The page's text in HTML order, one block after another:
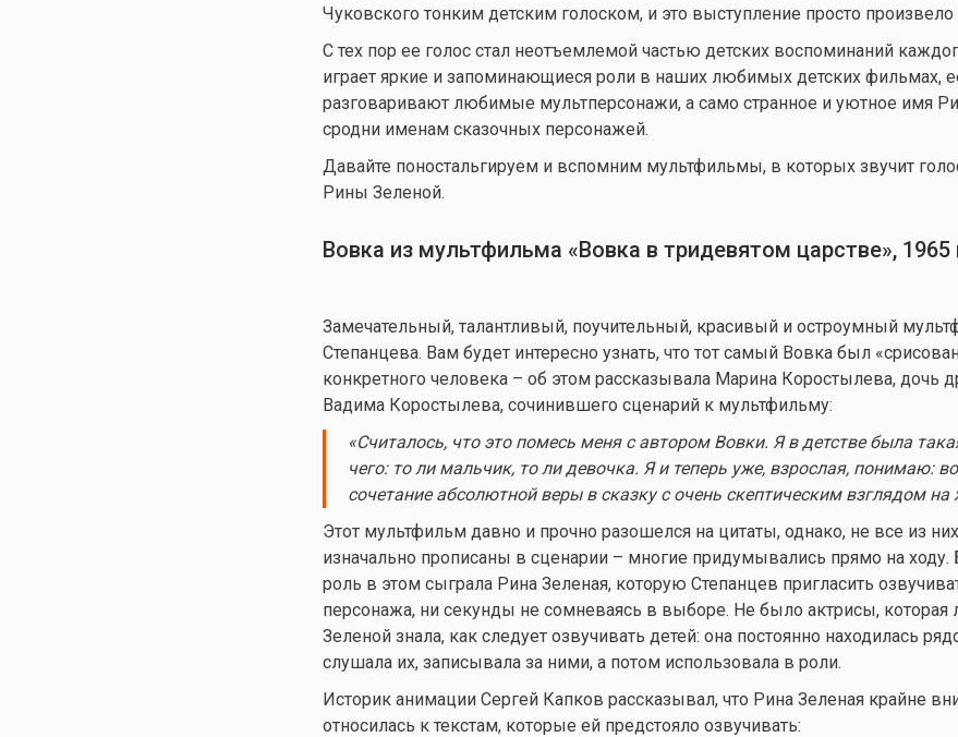
Чуковского тонким детским голоском, и это выступление просто
С тех пор ее голос стал неотъемлемой частью детских воспоминаний
играет яркие и запоминающиеся роли в наших любимых детских фильмах,
разговаривают любимые мультперсонажи, а само странное и уютное имя
сродни именам сказочных персонажей.
Давайте поностальгируем и вспомним мультфильмы, в которых звучит
Рины Зеленой.
Вовка из мультфильма «Вовка в тридевятом царстве», 1965
Замечательный, талантливый, поучительный, красивый и остроумный
Степанцева. Вам будет интересно узнать, что тот самый Вовка был
конкретного человека – об этом рассказывала Марина Коростылева, дочь
Вадима Коростылева, сочинившего сценарий к мультфильму:
«Считалось, что это помесь меня с автором Вовки. Я в детстве была
чего: то ли мальчик, то ли девочка. Я и теперь уже, взрослая, понимаю:
сочетание абсолютной веры в сказку с очень скептическим взглядом на
Этот мультфильм давно и прочно разошелся на цитаты, однако, не все из
изначально прописаны в сценарии – многие придумывались прямо на
роль в этом сыграла Рина Зеленая, которую Степанцев пригласить
персонажа, ни секунды не сомневаясь в выборе. Не было актрисы,
Зеленой знала, как следует озвучивать детей: она постоянно находилась
слушала их, записывала за ними, а потом использовала в роли.
Историк анимации Сергей Капков рассказывал, что Рина Зеленая крайне
относилась к текстам, которые ей предстояло озвучивать: